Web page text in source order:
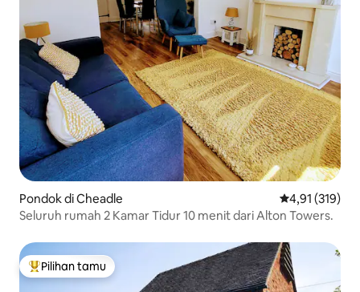
Pondok di Cheadle Nilai rata-rata
4,91 (319)
Seluruh rumah 2 Kamar Tidur 10 menit dari Alton Towers.
Pilihan tamu terpopuler
Pilihan tamu